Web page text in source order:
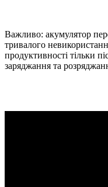
Важливо: акумулятор
тривалого
продуктивності тільки
заряджання та